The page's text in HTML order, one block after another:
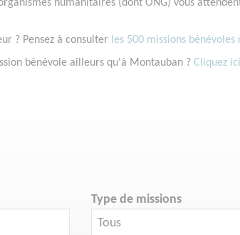
humanitaires (dont ONG) vous
? Pensez à consulter les 500 missions
bénévole ailleurs qu'à Montauban ? Cliquez
Type de missions